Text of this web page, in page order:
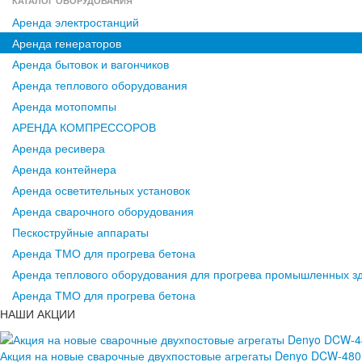
Аренда электростанций
Аренда генераторов
Аренда бытовок и вагончиков
Аренда теплового оборудования
Аренда мотопомпы
АРЕНДА КОМПРЕССОРОВ
Аренда ресивера
Аренда контейнера
Аренда осветительных установок
Аренда сварочного оборудования
Пескоструйные аппараты
Аренда ТМО для прогрева бетона
Аренда теплового оборудования для прогрева промышленных
Аренда ТМО для прогрева бетона
НАШИ АКЦИИ
Акция на новые сварочные двухпостовые агрегаты Denyo DCW-